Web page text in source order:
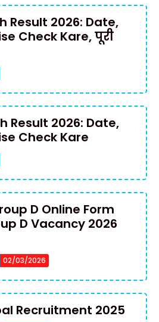
Result 2026: Date,
Check Kare, पूरी
Result 2026: Date,
Check Kare
D Online Form
D Vacancy 2026
02/03/2026
Recruitment 2025